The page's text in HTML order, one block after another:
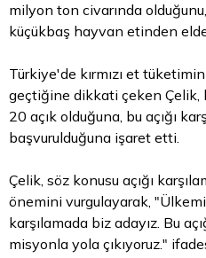
milyon ton civarında
küçükbaş hayvan etinden
Türkiye'de kırmızı et
geçtiğine dikkati çeken Çelik,
20 açık olduğuna, bu açığı
başvurulduğuna işaret etti.
Çelik, söz konusu açığı
önemini vurgulayarak,
karşılamada biz adayız. Bu
misyonla yola çıkıyoruz."